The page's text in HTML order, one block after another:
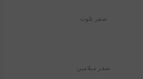
صفر تلوث
صفر ميلامين